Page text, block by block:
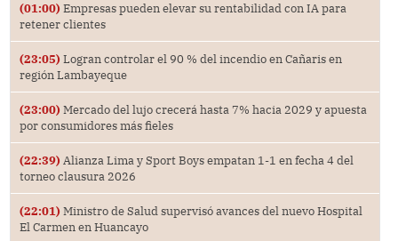
(01:00) Empresas pueden elevar su rentabilidad con IA para
retener clientes
(23:05) Logran controlar el 90 % del incendio en Cañaris en
región Lambayeque
(23:00) Mercado del lujo crecerá hasta 7% hacia 2029 y apuesta
por consumidores más fieles
(22:39) Alianza Lima y Sport Boys empatan 1-1 en fecha 4 del
torneo clausura 2026
(22:01) Ministro de Salud supervisó avances del nuevo Hospital
El Carmen en Huancayo